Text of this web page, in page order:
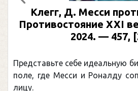
Клегг, Д. Месси
Противостояние XXI
2024. — 457,
Представьте себе идеальную
поле, где Месси и Роналду
лицу.
Предыдущий